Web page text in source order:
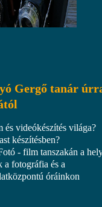
Gergő tanár
és videókészítés világa?
készítésben?
- film tanszakán a
a fotográfia és a
óráinkon